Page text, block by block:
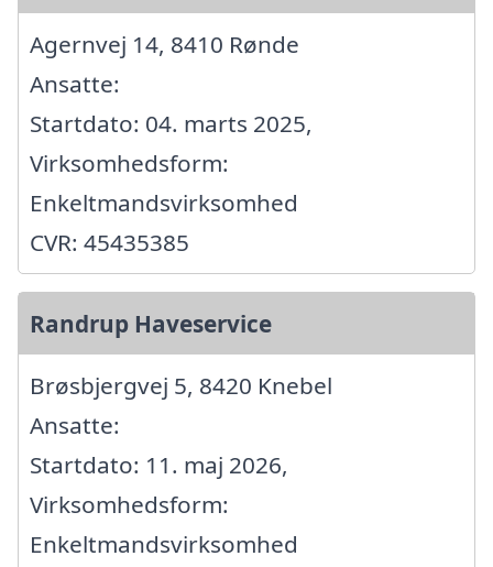
Agernvej 14, 8410 Rønde
Ansatte:
Startdato: 04. marts 2025,
Virksomhedsform:
Enkeltmandsvirksomhed
CVR: 45435385
Randrup Haveservice
Brøsbjergvej 5, 8420 Knebel
Ansatte:
Startdato: 11. maj 2026,
Virksomhedsform:
Enkeltmandsvirksomhed